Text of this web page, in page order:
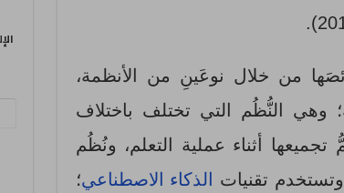
من خلال نوعَينِ من الأنظمة،
وهي النُّظُم التي تختلف باختلاف
أثناء عملية التعلم، ونُظُم
تقنيات الذكاء الاصطناعي؛